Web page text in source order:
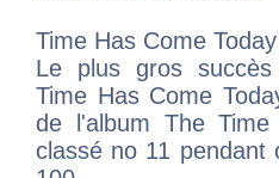
Time Has Come Today
Le plus gros
Time Has Come
de l'album The
classé no 11 pendant